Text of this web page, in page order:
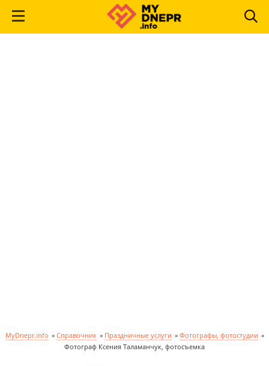
MyDnepr.info » Справочник » Праздничные услуги » Фотографы, фотостудии »
Фотограф Ксения Таламанчук, фотосъемка